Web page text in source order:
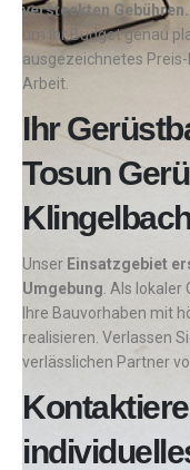
versteckten Gebühren.
um Ihr Budget genau
ausgezeichnetes
Arbeit.
Ihr
Tosun
Unser Einsatzgebiet
Umgebung . Als
Ihre Bauvorhaben mit
realisieren. Verlassen
verlässlichen Partner